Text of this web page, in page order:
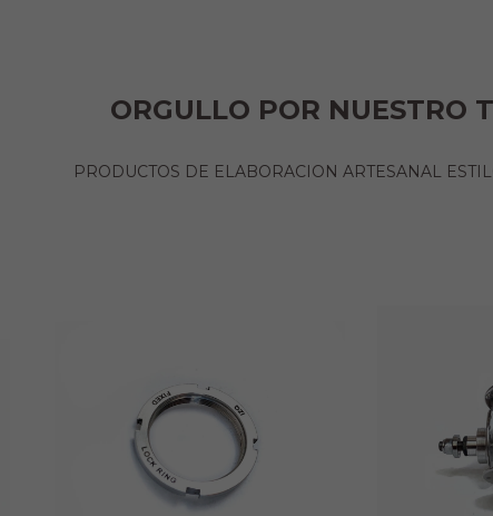
ORGULLO POR NUESTRO
PRODUCTOS